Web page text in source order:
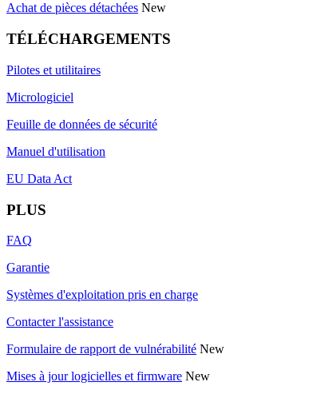
Achat de pièces détachées New
TÉLÉCHARGEMENTS
Pilotes et utilitaires
Micrologiciel
Feuille de données de sécurité
Manuel d'utilisation
EU Data Act
PLUS
FAQ
Garantie
Systèmes d'exploitation pris en charge
Contacter l'assistance
Formulaire de rapport de vulnérabilité New
Mises à jour logicielles et firmware New